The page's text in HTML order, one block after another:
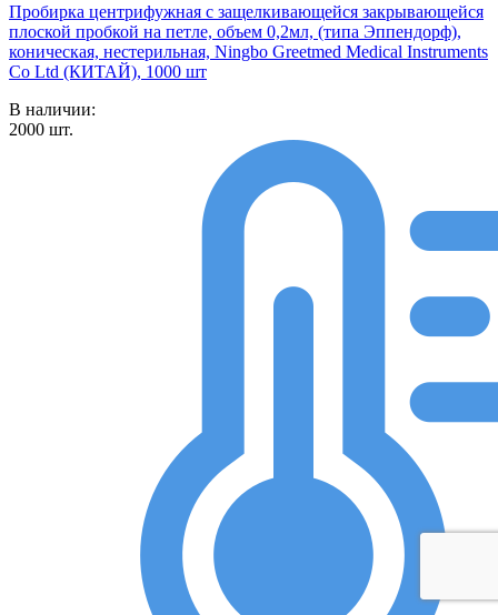
Пробирка центрифужная с защелкивающейся закрывающейся
плоской пробкой на петле, объем 0,2мл, (типа Эппендорф),
коническая, нестерильная, Ningbo Greetmed Medical Instruments
Co Ltd (КИТАЙ), 1000 шт
В наличии:
2000 шт.